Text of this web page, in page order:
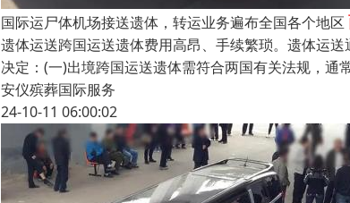
国际运尸体机场接送遗体，转运业务遍布全国各个地区
遗体运送跨国运送遗体费用高昂、手续繁琐。遗体运
决定：(一)出境跨国运送遗体需符合两国有关法规，
安仪殡葬国际服务
24-10-11 06:00:02